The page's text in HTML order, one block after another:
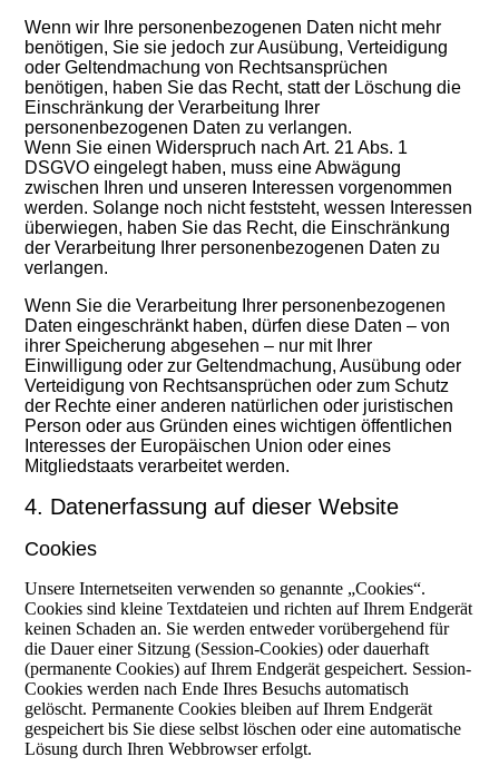
Wenn wir Ihre personenbezogenen Daten nicht mehr
benötigen, Sie sie jedoch zur Ausübung, Verteidigung
oder Geltendmachung von Rechtsansprüchen
benötigen, haben Sie das Recht, statt der Löschung die
Einschränkung der Verarbeitung Ihrer
personenbezogenen Daten zu verlangen.
Wenn Sie einen Widerspruch nach Art. 21 Abs. 1
DSGVO eingelegt haben, muss eine Abwägung
zwischen Ihren und unseren Interessen vorgenommen
werden. Solange noch nicht feststeht, wessen Interessen
überwiegen, haben Sie das Recht, die Einschränkung
der Verarbeitung Ihrer personenbezogenen Daten zu
verlangen.
Wenn Sie die Verarbeitung Ihrer personenbezogenen
Daten eingeschränkt haben, dürfen diese Daten – von
ihrer Speicherung abgesehen – nur mit Ihrer
Einwilligung oder zur Geltendmachung, Ausübung oder
Verteidigung von Rechtsansprüchen oder zum Schutz
der Rechte einer anderen natürlichen oder juristischen
Person oder aus Gründen eines wichtigen öffentlichen
Interesses der Europäischen Union oder eines
Mitgliedstaats verarbeitet werden.
4. Datenerfassung auf dieser Website
Cookies
Unsere Internetseiten verwenden so genannte „Cookies“.
Cookies sind kleine Textdateien und richten auf Ihrem Endgerät
keinen Schaden an. Sie werden entweder vorübergehend für
die Dauer einer Sitzung (Session-Cookies) oder dauerhaft
(permanente Cookies) auf Ihrem Endgerät gespeichert. Session-
Cookies werden nach Ende Ihres Besuchs automatisch
gelöscht. Permanente Cookies bleiben auf Ihrem Endgerät
gespeichert bis Sie diese selbst löschen oder eine automatische
Lösung durch Ihren Webbrowser erfolgt.